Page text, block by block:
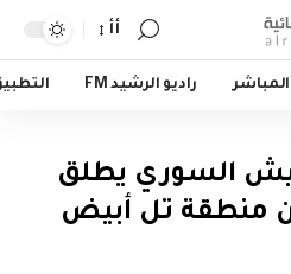
أأ
راديو الرشيد FM
السوري يطلق
منطقة تل أبيض